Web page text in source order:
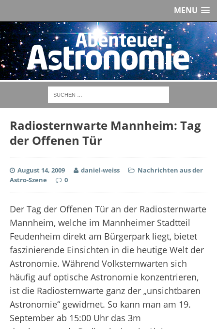
MENU
Radiosternwarte Mannheim: Tag
der Offenen Tür
August 14, 2009 daniel-weiss
Nachrichten aus der
Astro-Szene
0
Der Tag der Offenen Tür an der Radiosternwarte
Mannheim, welche im Mannheimer Stadtteil
Feudenheim direkt am Bürgerpark liegt, bietet
faszinierende Einsichten in die heutige Welt der
Astronomie. Während Volksternwarten sich
häufig auf optische Astronomie konzentrieren,
ist die Radiosternwarte ganz der „unsichtbaren
Astronomie“ gewidmet. So kann man am 19.
September ab 15:00 Uhr das 3m